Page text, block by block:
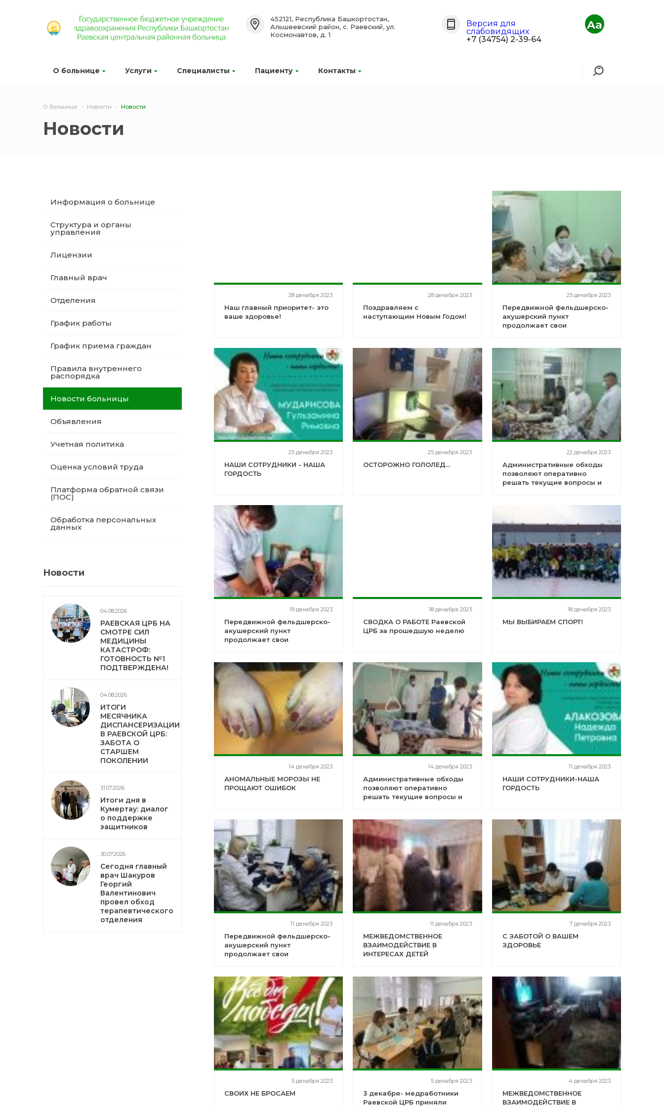
О больнице Услуги Специалисты Пациенту Контакты
452121, Республика Башкортостан,
Альшеевский район, с. Раевский, ул.
Космонавтов, д. 1
Версия для
слабовидящих
+7 (34754) 2-39-64
Aa
О больнице Новости Новости
Новости
Информация о больнице
Структура и органы
управления
Лицензии
Главный врач
Отделения
График работы
График приема граждан
Правила внутреннего
распорядка
Новости больницы
Объявления
Учетная политика
Оценка условий труда
Платформа обратной связи
(ПОС)
Обработка персональных
данных
Новости
04.08.2026
РАЕВСКАЯ ЦРБ НА
СМОТРЕ СИЛ
МЕДИЦИНЫ
КАТАСТРОФ:
ГОТОВНОСТЬ №1
ПОДТВЕРЖДЕНА!
04.08.2026
ИТОГИ
МЕСЯЧНИКА
ДИСПАНСЕРИЗАЦИИ
В РАЕВСКОЙ ЦРБ:
ЗАБОТА О
СТАРШЕМ
ПОКОЛЕНИИ
31.07.2026
Итоги дня в
Кумертау: диалог
о поддержке
защитников
30.07.2026
Сегодня главный
врач Шакуров
Георгий
Валентинович
провел обход
терапевтического
отделения
28 декабря 2023
Наш главный приоритет- это
ваше здоровье!
28 декабря 2023
Поздравляем с
наступающим Новым Годом!
25 декабря 2023
Передвижной фельдшерско-
акушерский пункт
продолжает свои
25 декабря 2023
НАШИ СОТРУДНИКИ - НАША
ГОРДОСТЬ
25 декабря 2023
ОСТОРОЖНО ГОЛОЛЕД...
22 декабря 2023
Административные обходы
позволяют оперативно
решать текущие вопросы и
19 декабря 2023
Передвижной фельдшерско-
акушерский пункт
продолжает свои
18 декабря 2023
СВОДКА О РАБОТЕ Раевской
ЦРБ за прошедшую неделю
18 декабря 2023
МЫ ВЫБИРАЕМ СПОРТ!
14 декабря 2023
АНОМАЛЬНЫЕ МОРОЗЫ НЕ
ПРОЩАЮТ ОШИБОК
14 декабря 2023
Административные обходы
позволяют оперативно
решать текущие вопросы и
11 декабря 2023
НАШИ СОТРУДНИКИ-НАША
ГОРДОСТЬ
11 декабря 2023
Передвижной фельдшерско-
акушерский пункт
продолжает свои
11 декабря 2023
МЕЖВЕДОМСТВЕННОЕ
ВЗАИМОДЕЙСТВИЕ В
ИНТЕРЕСАХ ДЕТЕЙ
7 декабря 2023
С ЗАБОТОЙ О ВАШЕМ
ЗДОРОВЬЕ
5 декабря 2023
СВОИХ НЕ БРОСАЕМ
5 декабря 2023
3 декабря- медработники
Раевской ЦРБ приняли
4 декабря 2023
МЕЖВЕДОМСТВЕННОЕ
ВЗАИМОДЕЙСТВИЕ В